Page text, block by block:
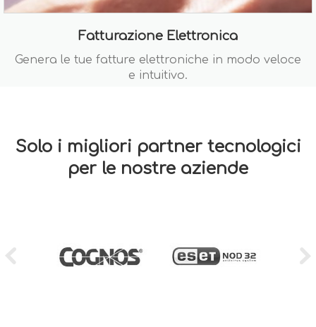
Fatturazione Elettronica
Genera le tue fatture elettroniche in modo veloce
e intuitivo.
Solo i migliori partner tecnologici
per le nostre aziende